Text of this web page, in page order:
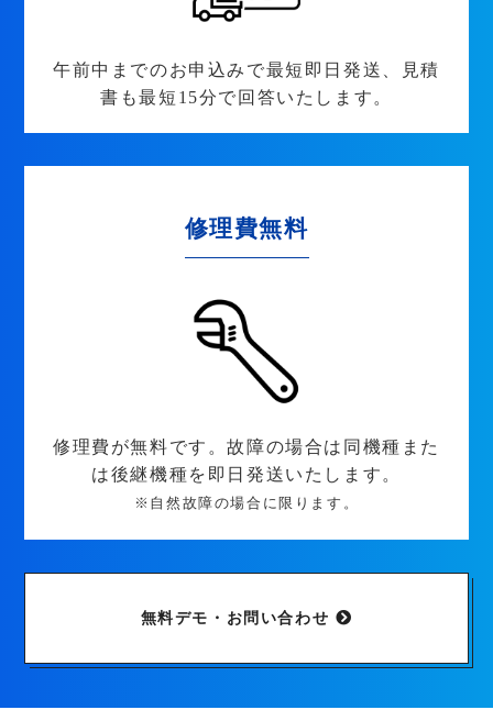
午前中までのお申込みで最短即日発送、見積
書も最短15分で回答いたします。
修理費無料
修理費が無料です。故障の場合は同機種また
は後継機種を即日発送いたします。
※自然故障の場合に限ります。
無料デモ・お問い合わせ